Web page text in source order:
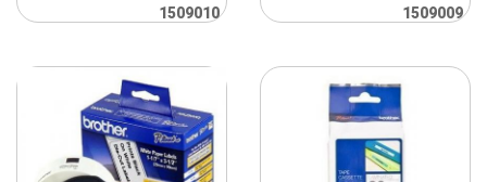
1509010 1509009